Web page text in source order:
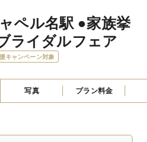
ペル名駅 ●家族挙
ライダルフェア
キャンペーン対象
写真 プラン料金